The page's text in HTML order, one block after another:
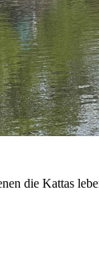
die Kattas